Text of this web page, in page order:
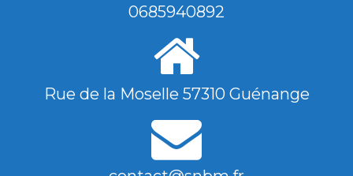
0685940892
Rue de la Moselle 57310 Guénange